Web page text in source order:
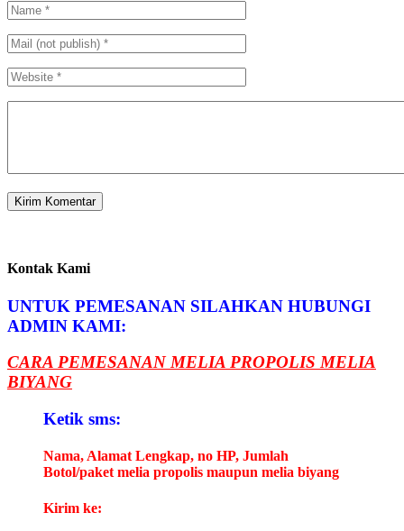
Kontak Kami
UNTUK PEMESANAN SILAHKAN HUBUNGI
ADMIN KAMI:
CARA PEMESANAN MELIA PROPOLIS MELIA
BIYANG
Ketik sms:
Nama, Alamat Lengkap, no HP, Jumlah
Botol/paket melia propolis maupun melia biyang
Kirim ke: